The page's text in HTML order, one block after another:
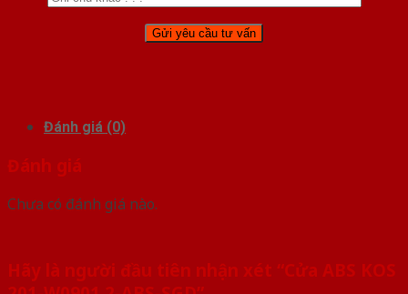
Đánh giá (0)
Đánh giá
Chưa có đánh giá nào.
Hãy là người đầu tiên nhận xét “Cửa ABS KOS